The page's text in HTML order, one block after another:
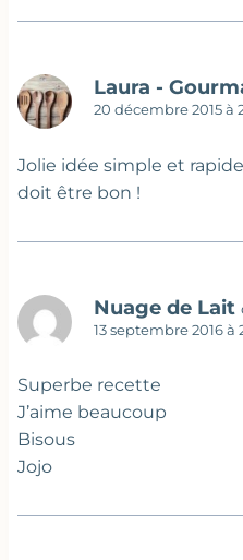
Laura -
20 décembre 2015 à
Jolie idée simple et
doit être bon !
Nuage de Lait
13 septembre 2016 à
Superbe recette
J’aime beaucoup
Bisous
Jojo